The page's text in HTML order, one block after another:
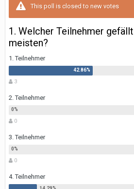
This poll is closed to new votes
1. Welcher Teilnehmer
meisten?
1. Teilnehmer
3
2. Teilnehmer
0
3. Teilnehmer
0
4. Teilnehmer